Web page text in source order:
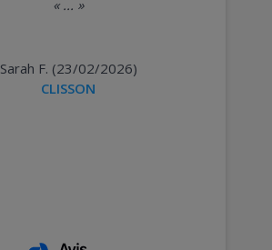
« ... »
Sarah F. (23/02/2026)
CLISSON